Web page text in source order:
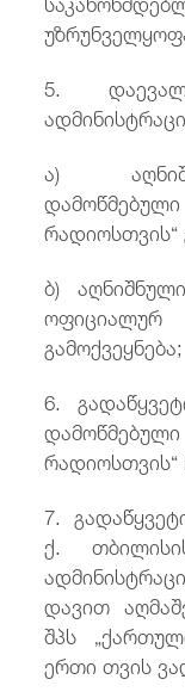
5.
ა)
რადიოსთვის“
ბ)
ოფიციალურ
გამოქვეყნება;
6.
7.
ქ.
დავით
შპს
ერთი თვის